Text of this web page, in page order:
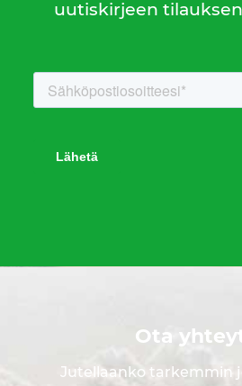
uutiskirjeen
Ota
Jutellaanko tarkemmin